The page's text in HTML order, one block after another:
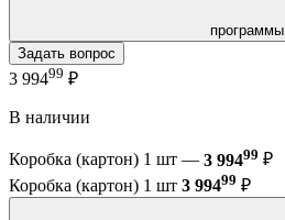
программы
Задать вопрос
3 99499 ₽
В наличии
Коробка (картон) 1 шт — 3 99499 ₽
Коробка (картон) 1 шт 3 99499 ₽